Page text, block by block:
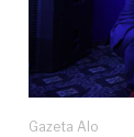
Gazeta Alo